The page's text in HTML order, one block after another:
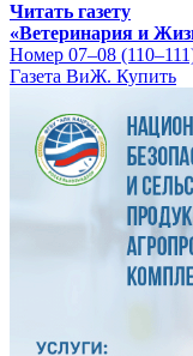
Читать газету
«Ветеринария и
Номер 07–08
Газета ВиЖ. Купить